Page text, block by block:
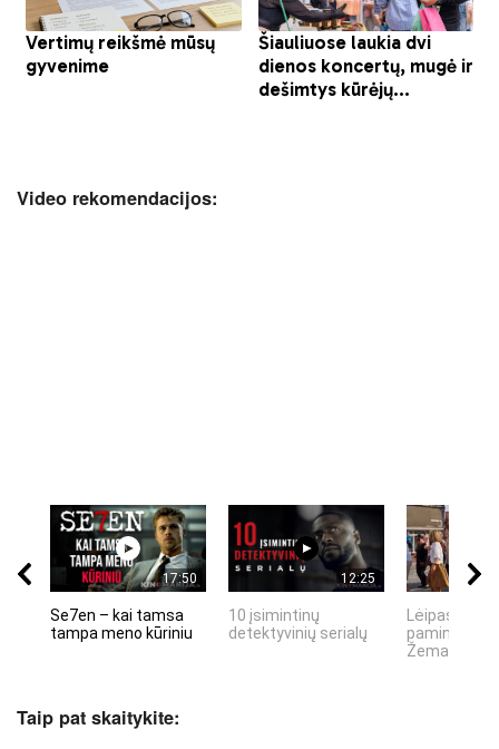
Video rekomendacijos:
17:50
Se7en – kai tamsa
tampa meno kūriniu
12:25
10 įsimintinų
detektyvinių serialų
Lėipas 13 d.
paminiejuom
Žemaitiu
Taip pat skaitykite: